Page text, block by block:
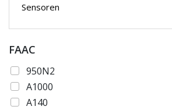
Sensoren
FAAC
950N2
A1000
A140